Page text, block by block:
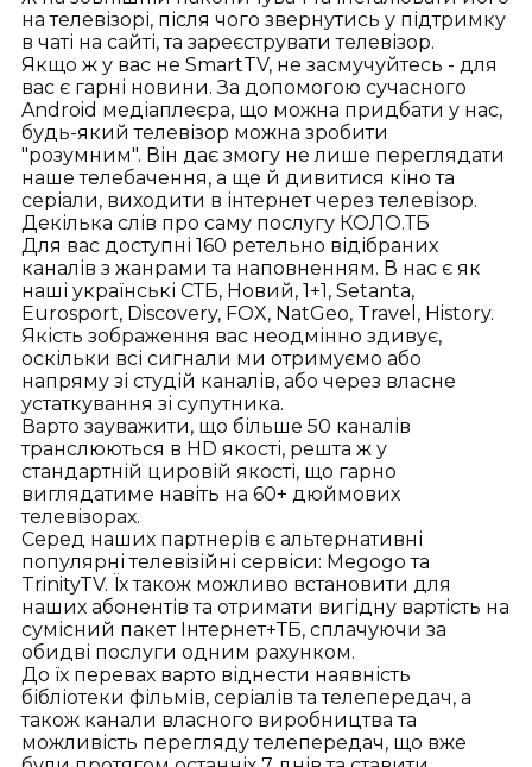
на телевізорі, після чого звернутись у підтримку
в чаті на сайті, та зареєструвати телевізор.
Якщо ж у вас не SmartTV, не засмучуйтесь - для
вас є гарні новини. За допомогою сучасного
Android медіаплеєра, що можна придбати у нас,
будь-який телевізор можна зробити
"розумним". Він дає змогу не лише переглядати
наше телебачення, а ще й дивитися кіно та
серіали, виходити в інтернет через телевізор.
Декілька слів про саму послугу КОЛО.ТБ
Для вас доступні 160 ретельно відібраних
каналів з жанрами та наповненням. В нас є як
наші українські СТБ, Новий, 1+1, Setanta,
Eurosport, Discovery, FOX, NatGeo, Travel, History.
Якість зображення вас неодмінно здивує,
оскільки всі сигнали ми отримуємо або
напряму зі студій каналів, або через власне
устаткування зі супутника.
Варто зауважити, що більше 50 каналів
транслюються в HD якості, решта ж у
стандартній цировій якості, що гарно
виглядатиме навіть на 60+ дюймових
телевізорах.
Серед наших партнерів є альтернативні
популярні телевізійні сервіси: Megogo та
TrinityTV. Їх також можливо встановити для
наших абонентів та отримати вигідну вартість на
сумісний пакет Інтернет+ТБ, сплачуючи за
обидві послуги одним рахунком.
До їх перевах варто віднести наявність
бібліотеки фільмів, серіалів та телепередач, а
також канали власного виробництва та
можливість перегляду телепередач, що вже